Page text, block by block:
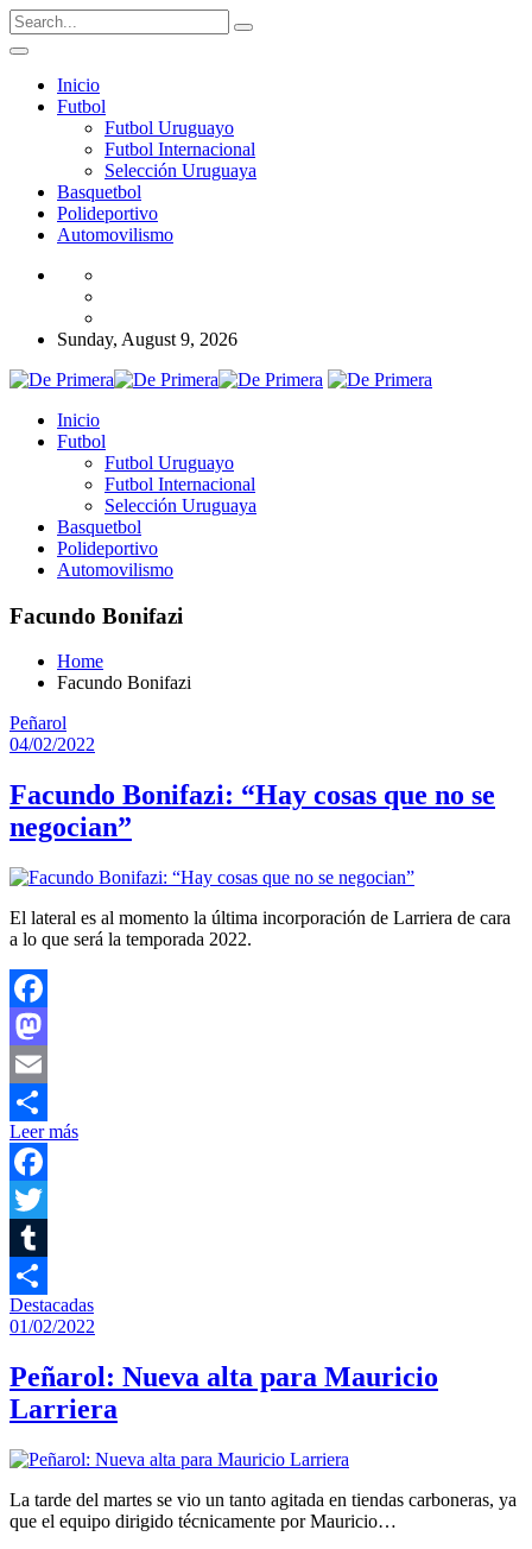
Inicio
Futbol
Futbol Uruguayo
Futbol Internacional
Selección Uruguaya
Basquetbol
Polideportivo
Automovilismo
Sunday, August 9, 2026
Inicio
Futbol
Futbol Uruguayo
Futbol Internacional
Selección Uruguaya
Basquetbol
Polideportivo
Automovilismo
Facundo Bonifazi
Home
Facundo Bonifazi
Peñarol
04/02/2022
Facundo Bonifazi: “Hay cosas que no se
negocian”
El lateral es al momento la última incorporación de Larriera de cara
a lo que será la temporada 2022.
Facebook
Mastodon
Email
Compartir
Leer más
Facebook
Twitter
Tumblr
Compartir
Destacadas
01/02/2022
Peñarol: Nueva alta para Mauricio
Larriera
La tarde del martes se vio un tanto agitada en tiendas carboneras, ya
que el equipo dirigido técnicamente por Mauricio…